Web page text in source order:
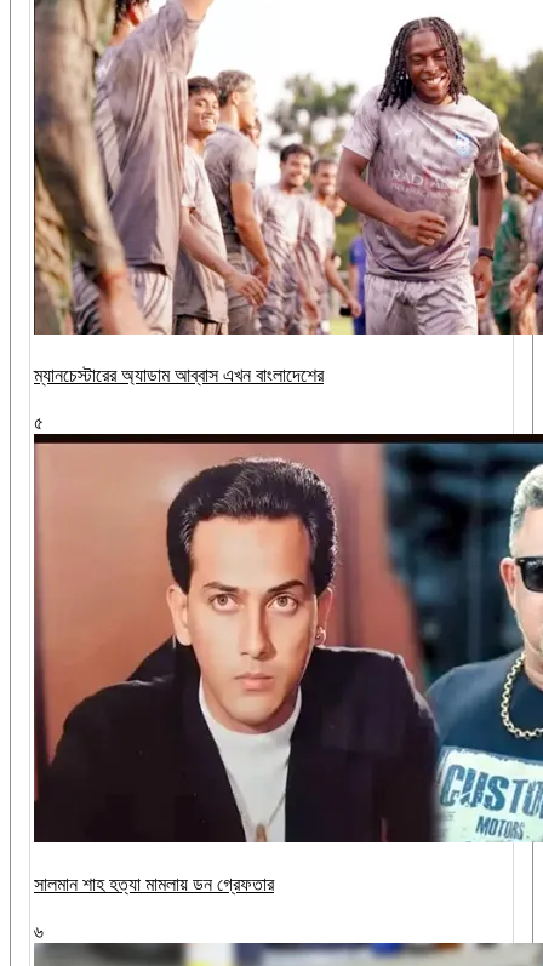
ম্যানচেস্টারের অ্যাডাম আব্বাস এখন বাংলাদেশের
৫
সালমান শাহ হত্যা মামলায় ডন গ্রেফতার
৬